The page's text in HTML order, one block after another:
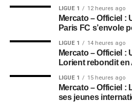
LIGUE 1 12 heures ago
Mercato – Officiel :
Paris FC s’envole
LIGUE 1 14 heures ago
Mercato – Officiel :
Lorient rebondit en
LIGUE 1 15 heures ago
Mercato – Officiel :
ses jeunes